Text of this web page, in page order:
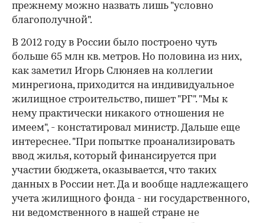
прежнему можно назвать лишь "условно
благополучной".
В 2012 году в России было построено чуть
больше 65 млн кв. метров. Но половина из них,
как заметил Игорь Слюняев на коллегии
минрегиона, приходится на индивидуальное
жилищное строительство, пишет "РГ". "Мы к
нему практически никакого отношения не
имеем", - констатировал министр. Дальше еще
интереснее. "При попытке проанализировать
ввод жилья, который финансируется при
участии бюджета, оказывается, что таких
данных в России нет. Да и вообще надлежащего
учета жилищного фонда - ни государственного,
ни ведомственного в нашей стране не